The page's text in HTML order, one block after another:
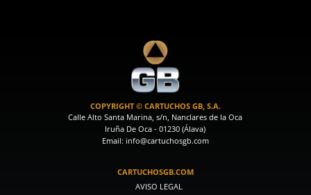
COPYRIGHT © CARTUCHOS GB, S.A.
Calle Alto Santa Marina, s/n, Nanclares de la Oca
Iruña De Oca - 01230 (Álava)
Email: info@cartuchosgb.com
CARTUCHOSGB.COM
AVISO LEGAL